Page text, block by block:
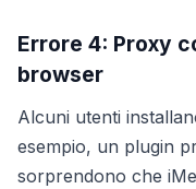
Errore 4: Proxy
browser
Alcuni utenti
esempio, un plugin
sorprendono che